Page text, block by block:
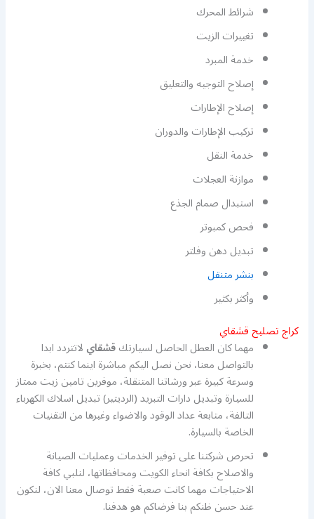
شرائط المحرك
تغييرات الزيت
خدمة المبرد
إصلاح التوجيه والتعليق
إصلاح الإطارات
تركيب الإطارات والدوران
خدمة النقل
موازنة العجلات
استبدال صمام الجذع
فحص كمبوتر
تبديل دهن وفلتر
بنشر متنقل
وأكثر بكثير
كراج تصليح قشقاي
مهما كان العطل الحاصل لسيارتكقشقايلاتتردد ابدا
بالتواصل معنا، نحن نصل اليكم مباشرة اينما كنتم، بخبرة
وسرعة كبيرة عبر ورشاتنا المتنقلة، موفرين تامين زيت ممتاز
للسيارة وتبديل دارات التبريد (الرديتير) تبديل اسلاك الكهرباء
التالفة، متابعة عداد الوقود والاضواء وغيرها من التقنيات
الخاصة بالسيارة.
تحرص شركتنا على توفير الخدمات وعمليات الصيانة
والاصلاح بكافة انحاء الكويت ومحافظاتها، لنلبي كافة
الاحتياجات مهما كانت صعبة فقط توصال معنا الان، لنكون
عند حسن ظنكم بنا فرضاكم هو هدفنا.